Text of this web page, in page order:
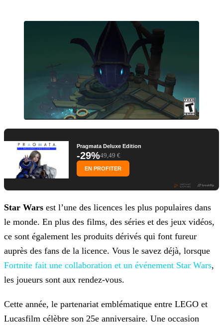
Pragmata Deluxe Edition
-29%49,49 €
EN PROFITER
Star Wars est l’une des licences les plus populaires dans
le monde. En plus des films, des séries et des jeux vidéos,
ce sont également les produits dérivés qui font fureur
auprès des fans de la licence. Vous le savez déjà, lorsque
Fortnite fait une collaboration et un événement Star Wars,
les joueurs sont aux rendez-vous.
Cette année, le partenariat emblématique entre LEGO et
Lucasfilm célèbre son 25e anniversaire. Une occasion